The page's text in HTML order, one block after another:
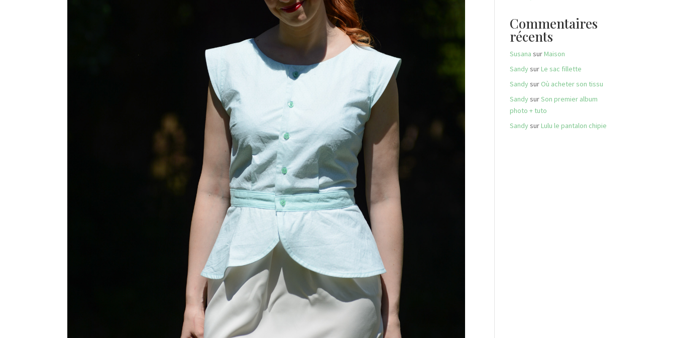
Commentaires
récents
Susana surMaison
SandysurLe sac fillette
Sandysur Où acheter son tissu
SandysurSon premier album
photo + tuto
SandysurLulu le pantalon chipie